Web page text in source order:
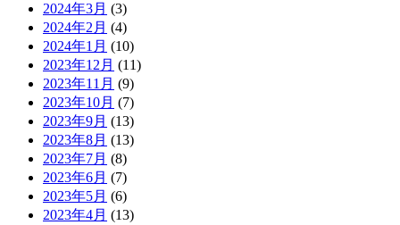
2024年3月 (3)
2024年2月 (4)
2024年1月 (10)
2023年12月 (11)
2023年11月 (9)
2023年10月 (7)
2023年9月 (13)
2023年8月 (13)
2023年7月 (8)
2023年6月 (7)
2023年5月 (6)
2023年4月 (13)